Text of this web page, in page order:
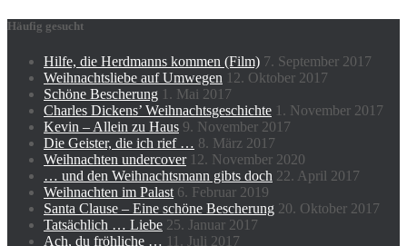
Häufig gesucht
Hilfe, die Herdmanns kommen (Film) 7. September 2017
Weihnachtsliebe auf Umwegen 12. Oktober 2017
Schöne Bescherung 1. Mai 2017
Charles Dickens’ Weihnachtsgeschichte 1. November 2017
Kevin – Allein zu Haus 9. November 2017
Die Geister, die ich rief … 8. März 2017
Weihnachten undercover 12. November 2020
… und den Weihnachtsmann gibts doch 22. April 2017
Weihnachten im Palast 6. Februar 2019
Santa Clause – Eine schöne Bescherung 20. Oktober 2017
Tatsächlich … Liebe 25. Januar 2017
Ach, du fröhliche … 11. Juli 2017